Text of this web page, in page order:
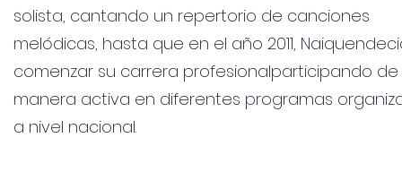
solista, cantando un repertorio de canciones
melódicas, hasta que en el año 2011,
comenzar su carrera profesionalparticipando de
manera activa en diferentes programas
a nivel nacional.